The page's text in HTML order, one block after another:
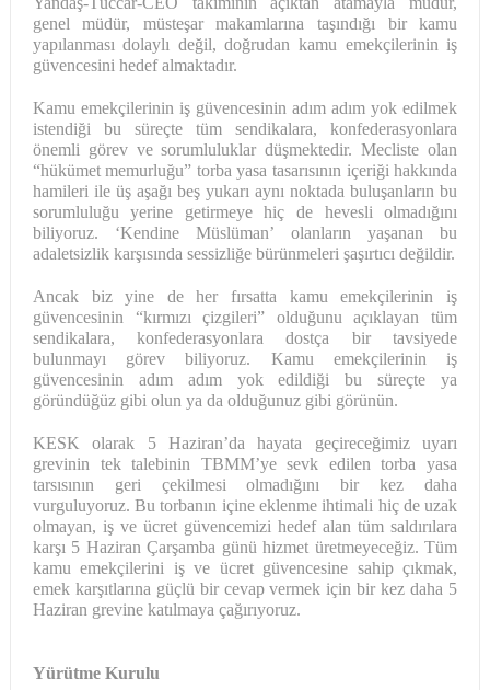
genel müdür, müsteşar makamlarına taşındığı bir kamu
yapılanması dolaylı değil, doğrudan kamu emekçilerinin iş
güvencesini hedef almaktadır.
Kamu emekçilerinin iş güvencesinin adım adım yok edilmek
istendiği bu süreçte tüm sendikalara, konfederasyonlara
önemli görev ve sorumluluklar düşmektedir. Mecliste olan
“hükümet memurluğu” torba yasa tasarısının içeriği hakkında
hamileri ile üş aşağı beş yukarı aynı noktada buluşanların bu
sorumluluğu yerine getirmeye hiç de hevesli olmadığını
biliyoruz. ‘Kendine Müslüman’ olanların yaşanan bu
adaletsizlik karşısında sessizliğe bürünmeleri şaşırtıcı değildir.
Ancak biz yine de her fırsatta kamu emekçilerinin iş
güvencesinin “kırmızı çizgileri” olduğunu açıklayan tüm
sendikalara, konfederasyonlara dostça bir tavsiyede
bulunmayı görev biliyoruz. Kamu emekçilerinin iş
güvencesinin adım adım yok edildiği bu süreçte ya
göründüğüz gibi olun ya da olduğunuz gibi görünün.
KESK olarak 5 Haziran’da hayata geçireceğimiz uyarı
grevinin tek talebinin TBMM’ye sevk edilen torba yasa
tarsısının geri çekilmesi olmadığını bir kez daha
vurguluyoruz. Bu torbanın içine eklenme ihtimali hiç de uzak
olmayan, iş ve ücret güvencemizi hedef alan tüm saldırılara
karşı 5 Haziran Çarşamba günü hizmet üretmeyeceğiz. Tüm
kamu emekçilerini iş ve ücret güvencesine sahip çıkmak,
emek karşıtlarına güçlü bir cevap vermek için bir kez daha 5
Haziran grevine katılmaya çağırıyoruz.
Yürütme Kurulu